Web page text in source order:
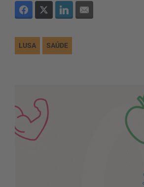
LUSA SAÚDE